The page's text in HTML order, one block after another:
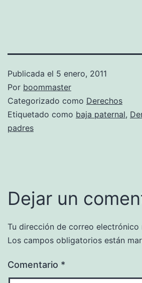
Publicada el 5 enero, 2011
Por boommaster
Categorizado como Derechos
Etiquetado como baja paternal,
padres
Dejar un
Tu dirección de correo electrónico
Los campos obligatorios están
Comentario *